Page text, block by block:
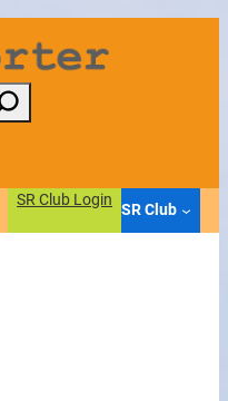
SR Club Login
SR Club